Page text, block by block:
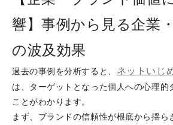
響】事例から見る企業
の波及効果
過去の事例を分析すると、 ネットいじ
は、ターゲットとなった個人への心理的
ことがわかります。
まず、ブランドの信頼性が根底から揺ら